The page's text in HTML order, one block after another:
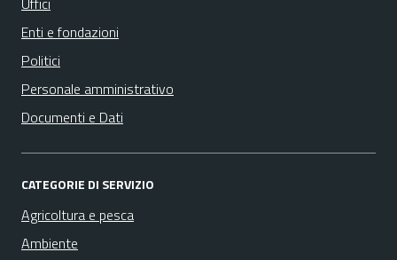
Enti e fondazioni
Politici
Personale amministrativo
Documenti e Dati
CATEGORIE DI SERVIZIO
Agricoltura e pesca
Ambiente